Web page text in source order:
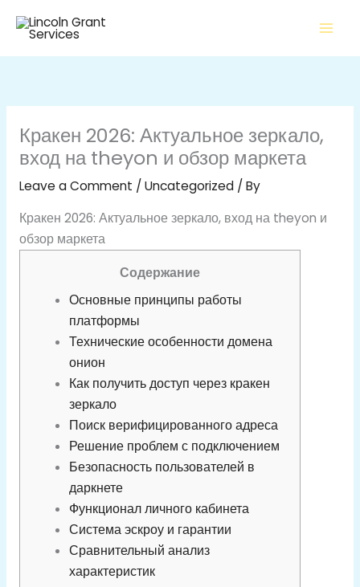
Кракен 2026: Актуальное зеркало,
вход на theyon и обзор маркета
Leave a Comment / Uncategorized/ By
Кракен 2026: Актуальное зеркало, вход на theyon и
обзор маркета
Содержание
Основные принципы работы
платформы
Технические особенности домена
онион
Как получить доступ через кракен
зеркало
Поиск верифицированного адреса
Решение проблем с подключением
Безопасность пользователей в
даркнете
Функционал личного кабинета
Система эскроу и гарантии
Сравнительный анализ
характеристик